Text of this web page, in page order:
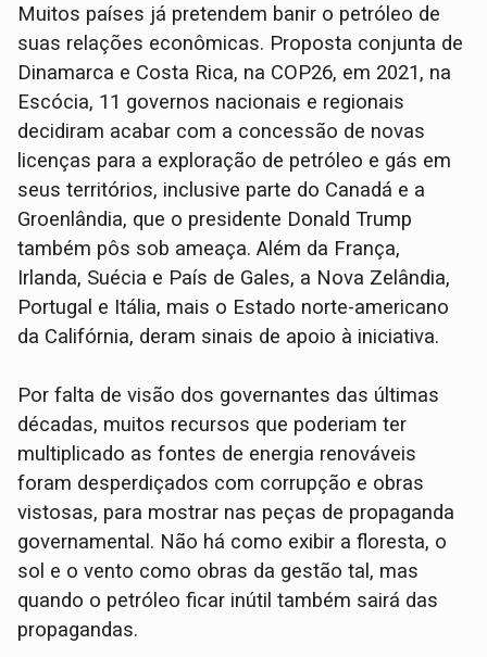
Muitos países já pretendem banir o petróleo de
suas relações econômicas. Proposta conjunta de
Dinamarca e Costa Rica, na COP26, em 2021, na
Escócia, 11 governos nacionais e regionais
decidiram acabar com a concessão de novas
licenças para a exploração de petróleo e gás em
seus territórios, inclusive parte do Canadá e a
Groenlândia, que o presidente Donald Trump
também pôs sob ameaça. Além da França,
Irlanda, Suécia e País de Gales, a Nova Zelândia,
Portugal e Itália, mais o Estado norte-americano
da Califórnia, deram sinais de apoio à iniciativa.
Por falta de visão dos governantes das últimas
décadas, muitos recursos que poderiam ter
multiplicado as fontes de energia renováveis
foram desperdiçados com corrupção e obras
vistosas, para mostrar nas peças de propaganda
governamental. Não há como exibir a floresta, o
sol e o vento como obras da gestão tal, mas
quando o petróleo ficar inútil também sairá das
propagandas.